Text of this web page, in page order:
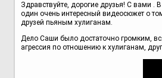
Здравствуйте, дорогие друзья! С вами . В
один очень интересный видеосюжет о
друзей пьяным хулиганам.
Дело Саши было достаточно громким,
агрессия по отношению к хулиганам,